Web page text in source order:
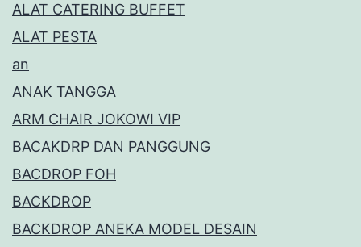
ALAT CATERING BUFFET
ALAT PESTA
an
ANAK TANGGA
ARM CHAIR JOKOWI VIP
BACAKDRP DAN PANGGUNG
BACDROP FOH
BACKDROP
BACKDROP ANEKA MODEL DESAIN